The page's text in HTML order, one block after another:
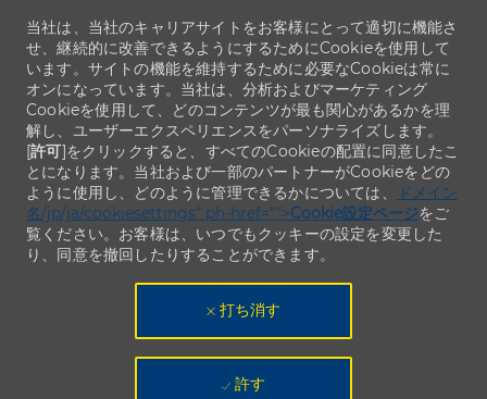
当社は、当社のキャリアサイトをお客様にとって適切に機能さ
せ、継続的に改善できるようにするためにCookieを使用して
います。サイトの機能を維持するために必要なCookieは常に
オンになっています。当社は、分析およびマーケティング
Cookieを使用して、どのコンテンツが最も関心があるかを理
解し、ユーザーエクスペリエンスをパーソナライズします。
[許可]をクリックすると、すべてのCookieの配置に同意したこ
とになります。当社および一部のパートナーがCookieをどの
ように使用し、どのように管理できるかについては、
ドメイン
名/jp/ja/cookiesettings" ph-href="">Cookie設定ページをご
覧ください。お客様は、いつでもクッキーの設定を変更した
り、同意を撤回したりすることができます。
打ち消す
許す